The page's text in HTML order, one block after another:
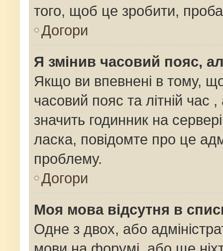
того, щоб це зробити,
Догори
Я змінив часовий пояс,
Якщо ви впевнені в тому,
часовий пояс та літній час
значить годинник на
ласка, повідомте про це
проблему.
Догори
Моя мова відсутня в
Одне з двох, або